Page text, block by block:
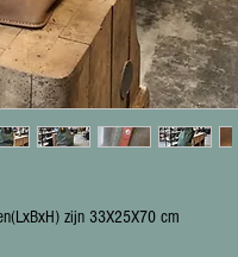
zijn 33X25X70 cm